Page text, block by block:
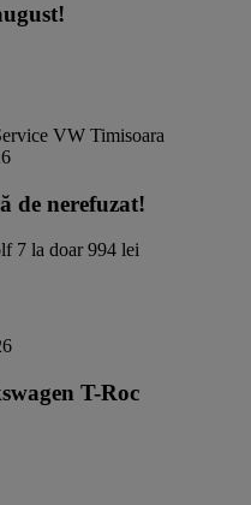
de nerefuzat!
7 la doar 994 lei
T-Roc